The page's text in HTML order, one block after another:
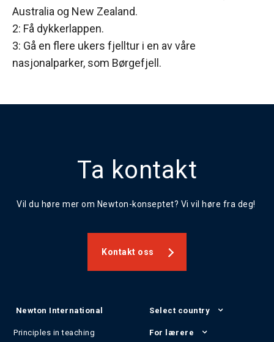
Australia og New Zealand.
2: Få dykkerlappen.
3: Gå en flere ukers fjelltur i en av våre
nasjonalparker, som Børgefjell.
Ta kontakt
Vil du høre mer om Newton-konseptet? Vi vil høre fra deg!
Kontakt oss
Newton International
Principles in teaching
Select country
For lærere